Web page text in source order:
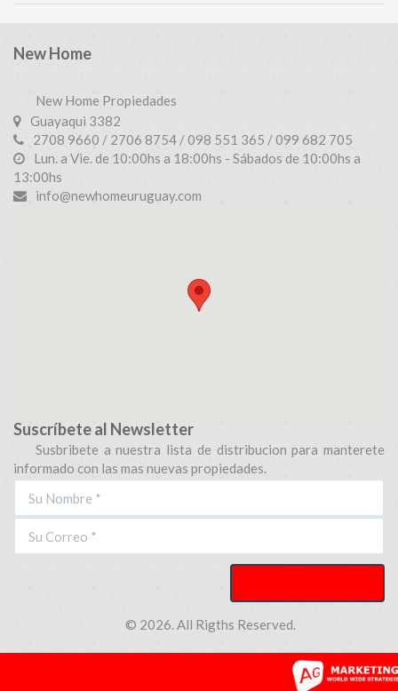
New Home
New Home Propiedades
Guayaqui 3382
2708 9660 / 2706 8754 / 098 551 365 / 099 682 705
Lun. a Vie. de 10:00hs a 18:00hs - Sábados de 10:00hs a
13:00hs
info@newhomeuruguay.com
Suscríbete al Newsletter
Susbribete a nuestra lista de distribucion para manterete
informado con las mas nuevas propiedades.
© 2026. All Rigths Reserved.